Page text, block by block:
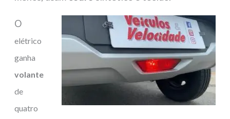
O
elétrico
ganha
volante
de
quatro